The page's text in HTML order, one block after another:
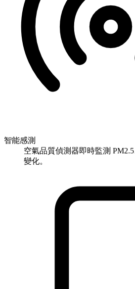
智能感測
空氣品質偵測器即時監測
變化。